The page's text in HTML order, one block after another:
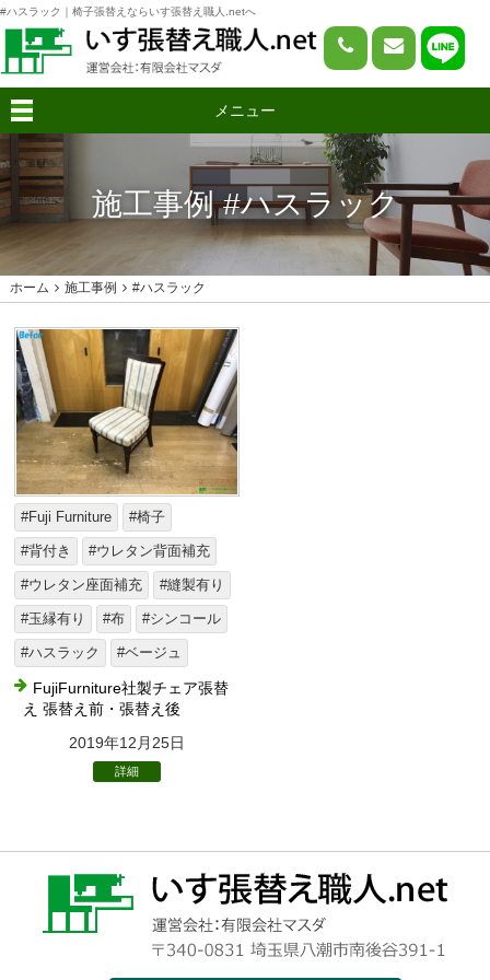
#ハスラック｜椅子張替えならいす張替え職人.netへ
メニュー
施工事例 #ハスラック
ホーム 施工事例 #ハスラック
#Fuji Furniture #椅子
#背付き #ウレタン背面補充
#ウレタン座面補充 #縫製有り
#玉縁有り #布 #シンコール
#ハスラック #ベージュ
FujiFurniture社製チェア張替
え 張替え前・張替え後
2019年12月25日
詳細